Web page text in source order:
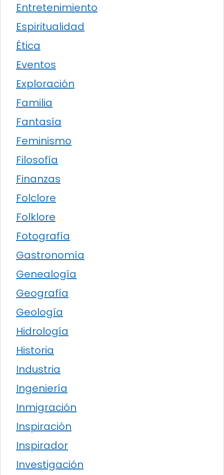
Entretenimiento
Espiritualidad
Ética
Eventos
Exploración
Familia
Fantasía
Feminismo
Filosofía
Finanzas
Folclore
Folklore
Fotografía
Gastronomía
Genealogía
Geografía
Geología
Hidrología
Historia
Industria
Ingeniería
Inmigración
Inspiración
Inspirador
Investigación